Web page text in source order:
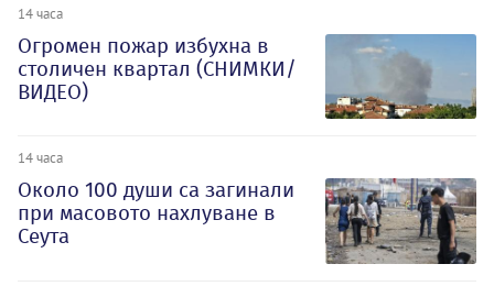
14 часа
Огромен пожар избухна в
столичен квартал (СНИМКИ/
ВИДЕО)
14 часа
Около 100 души са загинали
при масовото нахлуване в
Сеута